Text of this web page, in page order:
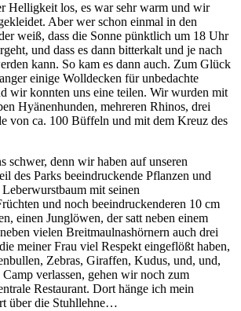
Helligkeit los, es war sehr warm und wir
Aber wer schon einmal in den
weiß, dass die Sonne pünktlich um 18 Uhr
und dass es dann bitterkalt und je nach
kann. So kam es dann auch. Zum Glück
einige Wolldecken für unbedachte
wir konnten uns eine teilen. Wir wurden mit
Hyänenhunden, mehreren Rhinos, drei
von ca. 100 Büffeln und mit dem Kreuz des
schwer, denn wir haben auf unseren
des Parks beeindruckende Pflanzen und
mit seinen
und noch beeindruckenderen 10 cm
einen Junglöwen, der satt neben einem
vielen Breitmaulnashörnern auch drei
meiner Frau viel Respekt eingeflößt haben,
Zebras, Giraffen, Kudus, und, und,
verlassen, gehen wir noch zum
Restaurant. Dort hänge ich mein
über die Stuhllehne…